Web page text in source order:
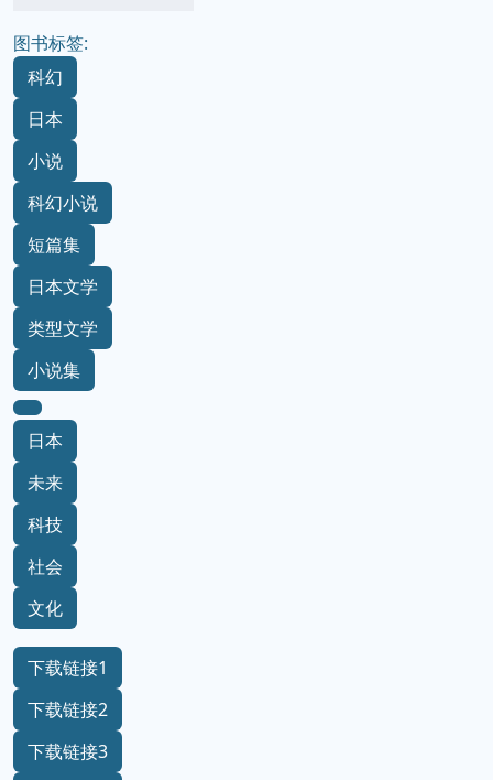
图书标签:
科幻
日本
小说
科幻小说
短篇集
日本文学
类型文学
小说集
日本
未来
科技
社会
文化
下载链接1
下载链接2
下载链接3